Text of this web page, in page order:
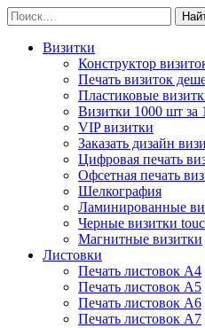
Визитки
Конструктор
Печать визиток
Пластиковые
Визитки 1000 шт за
VIP визитки
Заказать дизайн
Цифровая печать
Офсетная печать
Шелкография
Ламинированные
Черные визитки
Магнитные визитки
Листовки
Печать листовок А4
Печать листовок А5
Печать листовок А6
Печать листовок А7